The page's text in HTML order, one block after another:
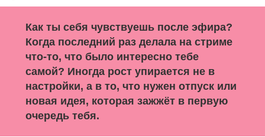
Как ты себя чувствуешь после эфира?
Когда последний раз делала на стриме
что-то, что было интересно тебе
самой? Иногда рост упирается не в
настройки, а в то, что нужен отпуск или
новая идея, которая зажжёт в первую
очередь тебя.